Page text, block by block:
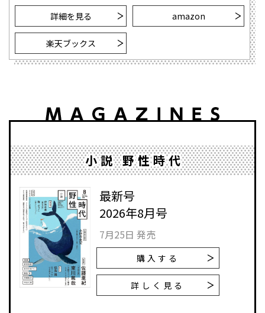
詳細を見る amazon
楽天ブックス
小説 野性時代
最新号
2026年8月号
7月25日 発売
購入する
詳しく見る